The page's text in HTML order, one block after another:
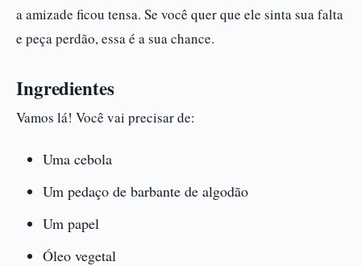
a amizade ficou tensa. Se você quer que ele sinta sua falta
e peça perdão, essa é a sua chance.
Ingredientes
Vamos lá! Você vai precisar de:
Uma cebola
Um pedaço de barbante de algodão
Um papel
Óleo vegetal